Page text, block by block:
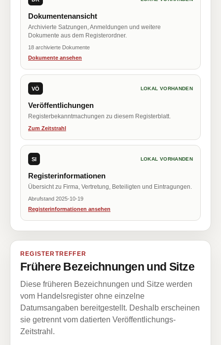
Dokumentenansicht
Archivierte Satzungen, Anmeldungen und weitere
Dokumente aus dem Registerordner.
18 archivierte Dokumente
Dokumente ansehen
VÖ LOKAL VORHANDEN
Veröffentlichungen
Registerbekanntmachungen zu diesem Registerblatt.
Zum Zeitstrahl
SI LOKAL VORHANDEN
Registerinformationen
Übersicht zu Firma, Vertretung, Beteiligten und Eintragungen.
Abrufstand 2025-10-19
Registerinformationen ansehen
REGISTERTREFFER
Frühere Bezeichnungen und Sitze
Diese früheren Bezeichnungen und Sitze werden
vom Handelsregister ohne einzelne
Datumsangaben bereitgestellt. Deshalb erscheinen
sie getrennt vom datierten Veröffentlichungs-
Zeitstrahl.